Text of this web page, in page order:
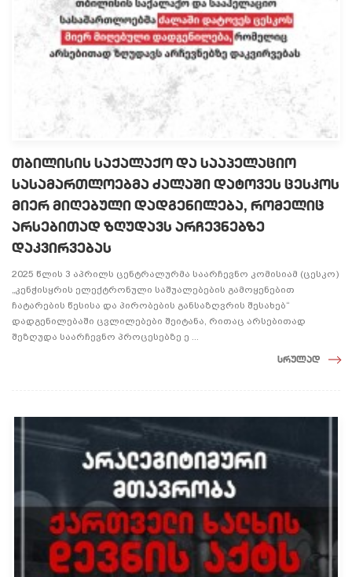
თბილისის საქალაქო და სააპელაციო
სასამართლოებმა ძალაში დატოვეს ცესკოს
მიერ მიღებული დადგენილება, რომელიც
არსებითად ზღუდავს არჩევნებზე
დაკვირვებას
2025 წლის 3 აპრილს ცენტრალურმა საარჩევნო კომისიამ (ცესკო)
„კენჭისყრის ელექტრონული საშუალებების გამოყენებით
ჩატარების წესისა და პირობების განსაზღვრის შესახებ“
დადგენილებაში ცვლილებები შეიტანა, რითაც არსებითად
შეზღუდა საარჩევნო პროცესებზე ე ...
სრულად